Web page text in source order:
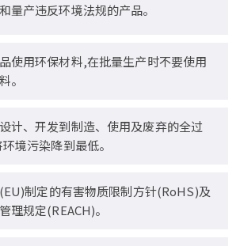
量产违反环境法规的产品。
使用环保材料,在批量生产时不要使用
。
计、开发到制造、使用及废弃的全过
境污染降到最低。
制定的有害物质限制方针(RoHS)及
理规定(REACH)。